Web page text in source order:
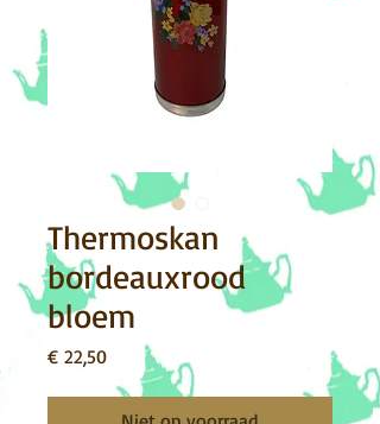
Thermoskan
bordeauxrood
bloem
€ 22,50Prijs